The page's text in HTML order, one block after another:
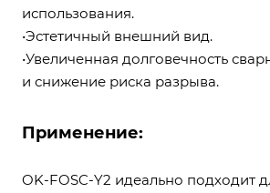
использования.
•Эстетичный внешний вид.
•Увеличенная долговечность
и снижение риска разрыва.
Применение:
OK-FOSC-Y2 идеально подходит